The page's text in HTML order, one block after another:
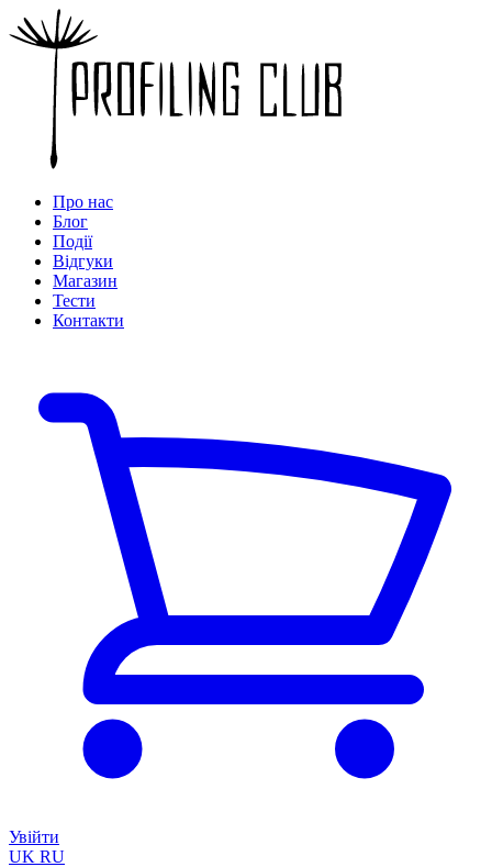
Про нас
Блог
Події
Відгуки
Магазин
Тести
Контакти
Увійти
UK RU